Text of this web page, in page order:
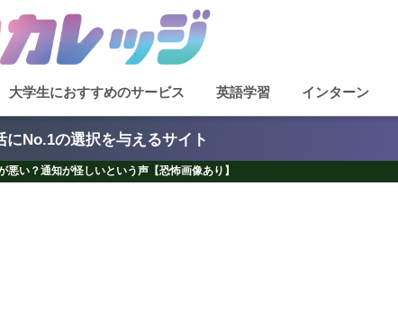
大学生におすすめのサービス 英語学習 インターン
にNo.1の選択を与えるサイト
悪い？通知が怪しいという声【恐怖画像あり】